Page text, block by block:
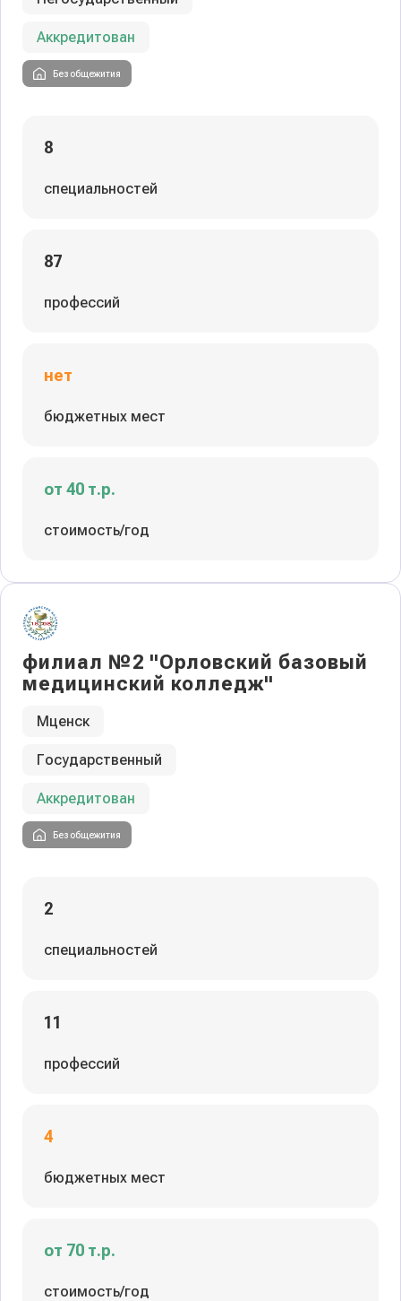
Аккредитован
Без общежития
8
специальностей
87
профессий
нет
бюджетных мест
от 40 т.р.
стоимость/год
филиал №2 "Орловский базовый
медицинский колледж"
Мценск
Государственный
Аккредитован
Без общежития
2
специальностей
11
профессий
4
бюджетных мест
от 70 т.р.
стоимость/год